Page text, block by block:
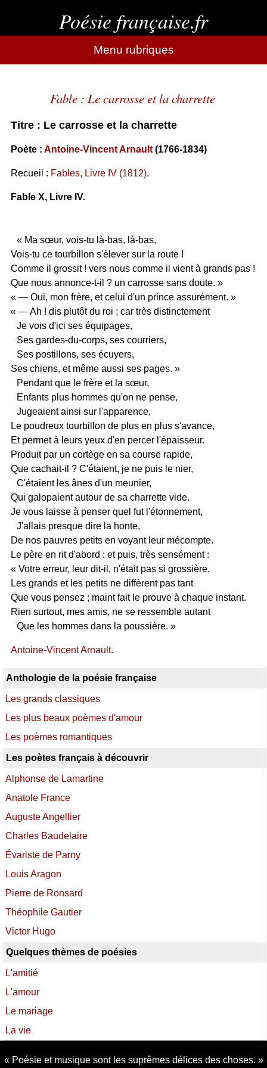
Poésie française.fr
Menu rubriques
Fable : Le carrosse et la charrette
Titre : Le carrosse et la charrette
Poète : Antoine-Vincent Arnault(1766-1834)
Recueil : Fables, Livre IV (1812).
Fable X, Livre IV.
« Ma sœur, vois-tu là-bas, là-bas,
Vois-tu ce tourbillon s'élever sur la route !
Comme il grossit ! vers nous comme il vient à grands pas !
Que nous annonce-t-il ? un carrosse sans doute. »
« — Oui, mon frère, et celui d'un prince assurément. »
« — Ah ! dis plutôt du roi ; car très distinctement
Je vois d'ici ses équipages,
Ses gardes-du-corps, ses courriers,
Ses postillons, ses écuyers,
Ses chiens, et même aussi ses pages. »
Pendant que le frère et la sœur,
Enfants plus hommes qu'on ne pense,
Jugeaient ainsi sur l'apparence,
Le poudreux tourbillon de plus en plus s'avance,
Et permet à leurs yeux d'en percer l'épaisseur.
Produit par un cortège en sa course rapide,
Que cachait-il ? C'étaient, je ne puis le nier,
C'étaient les ânes d'un meunier,
Qui galopaient autour de sa charrette vide.
Je vous laisse à penser quel fut l'étonnement,
J'allais presque dire la honte,
De nos pauvres petits en voyant leur mécompte.
Le père en rit d'abord ; et puis, très sensément :
« Votre erreur, leur dit-il, n'était pas si grossière.
Les grands et les petits ne diffèrent pas tant
Que vous pensez ; maint fait le prouve à chaque instant.
Rien surtout, mes amis, ne se ressemble autant
Que les hommes dans la poussière. »
Antoine-Vincent Arnault.
Anthologie de la poésie française
Les grands classiques
Les plus beaux poèmes d'amour
Les poèmes romantiques
Les poètes français à découvrir
Alphonse de Lamartine
Anatole France
Auguste Angellier
Charles Baudelaire
Évariste de Parny
Louis Aragon
Pierre de Ronsard
Théophile Gautier
Victor Hugo
Quelques thèmes de poésies
L'amitié
L'amour
Le mariage
La vie
Poésie et musique sont les suprêmes délices des choses.